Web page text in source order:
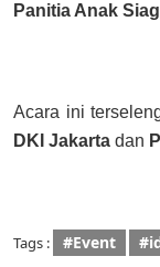
Panitia Anak
Acara ini
DKI Jakarta dan
Tags : #Event